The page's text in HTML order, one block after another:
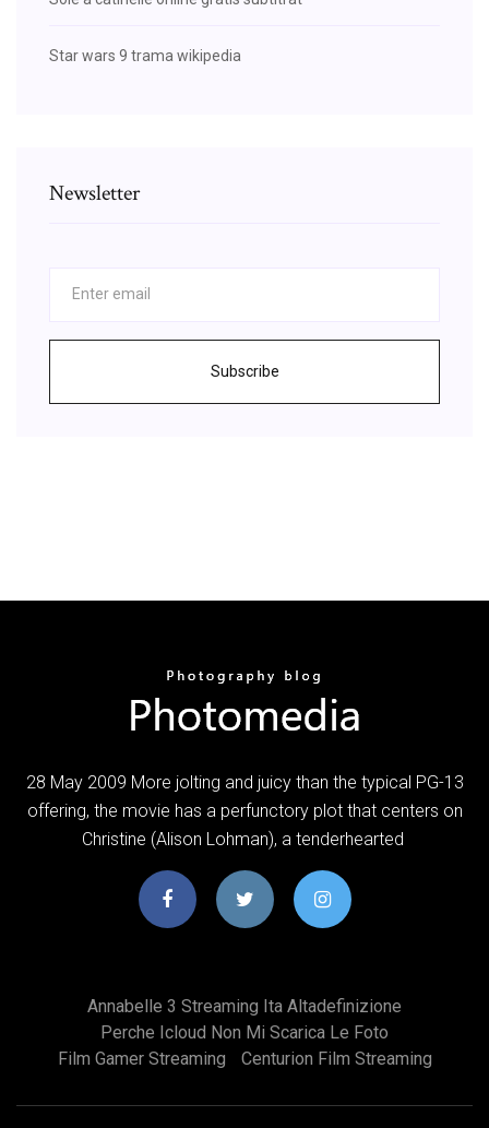
Star wars 9 trama wikipedia
Newsletter
Subscribe
28 May 2009 More jolting and juicy than the typical PG-13
offering, the movie has a perfunctory plot that centers on
Christine (Alison Lohman), a tenderhearted
Annabelle 3 Streaming Ita Altadefinizione
Perche Icloud Non Mi Scarica Le Foto
Film Gamer Streaming
Centurion Film Streaming